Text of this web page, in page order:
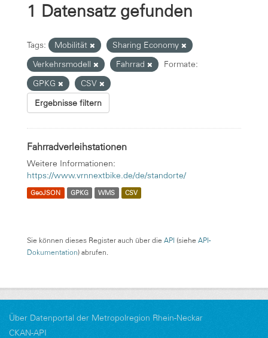
1 Datensatz gefunden
Tags: Mobilität
Sharing Economy
Verkehrsmodell
Fahrrad
Formate:
GPKG
CSV
Ergebnisse filtern
Fahrradverleihstationen
Weitere Informationen:
https://www.vrnnextbike.de/de/standorte/
GeoJSON GPKG WMS CSV
Sie können dieses Register auch über die API (siehe API-
Dokumentation) abrufen.
Über Datenportal der Metropolregion Rhein-Neckar
CKAN-API